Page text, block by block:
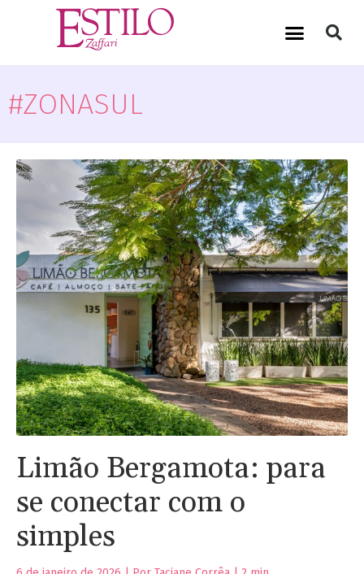
#ZONASUL
Limão Bergamota: para
se conectar com o
simples